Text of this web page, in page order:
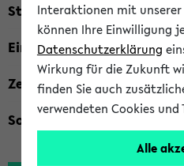
Studienfach
Einrichtung
Zeiten
Sonstiges
Interaktionen mit unserer
können Ihre Einwilligung
Datenschutzerklärung
Wirkung für die Zukunft
finden Sie auch
verwendeten Cookies und
Alle